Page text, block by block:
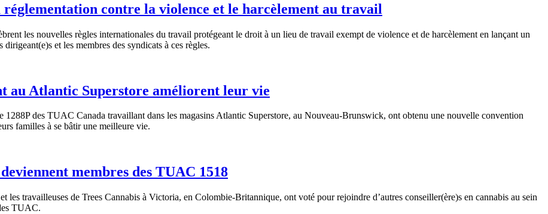
contre la violence et le harcèlement au travail
les nouvelles règles internationales du travail protégeant le droit à un lieu de travail exempt de violence et de harcèlement en lançant un
et les membres des syndicats à ces règles.
au Atlantic Superstore améliorent leur vie
des TUAC Canada travaillant dans les magasins Atlantic Superstore, au Nouveau-Brunswick, ont obtenu une nouvelle convention
familles à se bâtir une meilleure vie.
membres des TUAC 1518
travailleuses de Trees Cannabis à Victoria, en Colombie-Britannique, ont voté pour rejoindre d’autres conseiller(ère)s en cannabis au sein
TUAC.